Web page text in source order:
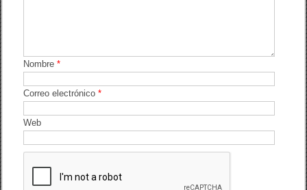
Nombre*
Correo electrónico*
Web